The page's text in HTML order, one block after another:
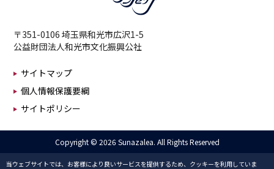
当ウェブサイトでは、お客様により良いサービスを提供するため、クッキーを利用していま
〒351-0106 埼玉県和光市広沢1-5
公益財団法人和光市文化振興公社
サイトマップ
個人情報保護要綱
サイトポリシー
Copyright © 2026 Sunazalea. All Rights Reserved